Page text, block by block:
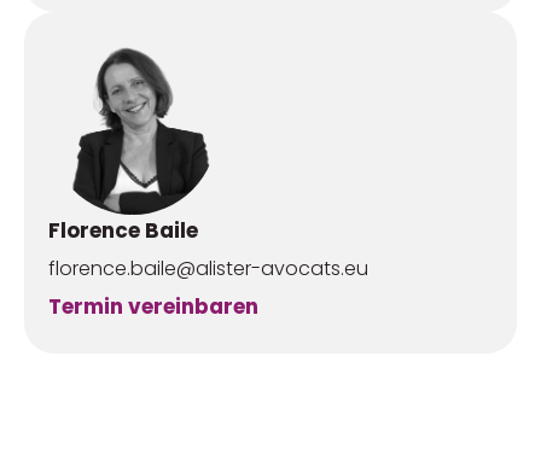
Florence Baile
florence.baile@alister-avocats.eu
Termin vereinbaren